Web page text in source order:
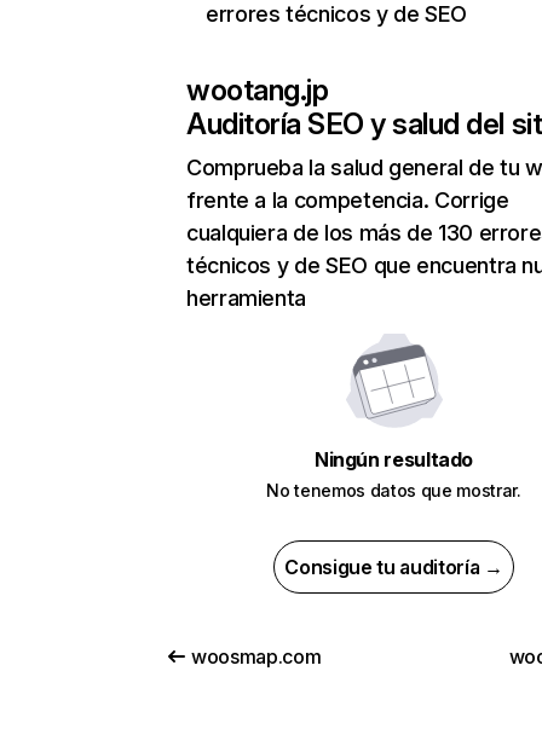
errores técnicos y de SEO
wootang.jp
Auditoría SEO y salud del
Comprueba la salud general de tu
frente a la competencia. Corrige
cualquiera de los más de 130
técnicos y de SEO que encuentra
herramienta
Ningún resultado
No tenemos datos que mostrar.
Consigue tu auditoría →
woosmap.com